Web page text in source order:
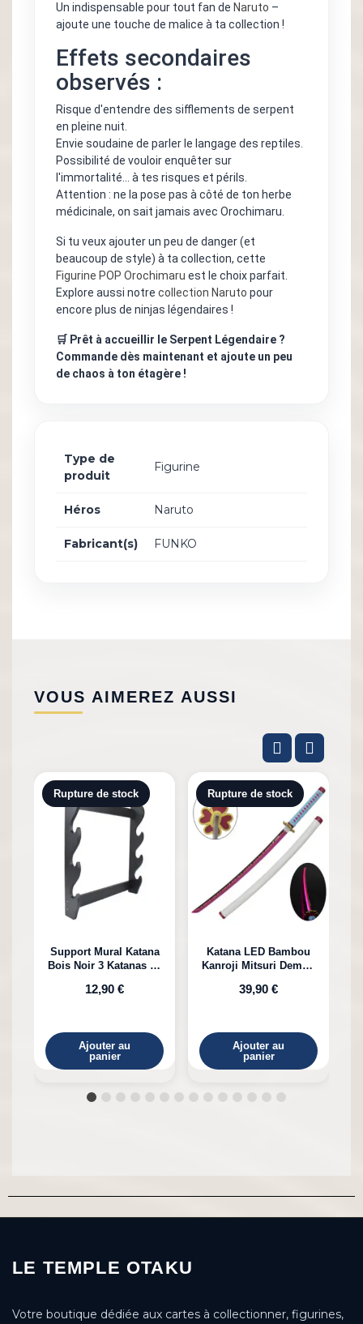
Un indispensable pour tout fan de Naruto –
ajoute une touche de malice à ta collection !
Effets secondaires
observés :
Risque d'entendre des sifflements de serpent
en pleine nuit.
Envie soudaine de parler le langage des reptiles.
Possibilité de vouloir enquêter sur
l'immortalité… à tes risques et périls.
Attention : ne la pose pas à côté de ton herbe
médicinale, on sait jamais avec Orochimaru.
Si tu veux ajouter un peu de danger (et
beaucoup de style) à ta collection, cette
Figurine POP Orochimaru est le choix parfait.
Explore aussi notre collection Naruto pour
encore plus de ninjas légendaires !
🛒 Prêt à accueillir le Serpent Légendaire ?
Commande dès maintenant et ajoute un peu
de chaos à ton étagère !
Type de
produit
Figurine
Héros Naruto
Fabricant(s) FUNKO
VOUS AIMEREZ AUSSI
Rupture de stock
Support Mural Katana
Bois Noir 3 Katanas en
12,90 €
Ajouter au
panier
Rupture de stock
Katana LED Bambou
Kanroji Mitsuri Demon
39,90 €
Ajouter au
panier
LE TEMPLE OTAKU
Votre boutique dédiée aux cartes à collectionner, figurines,